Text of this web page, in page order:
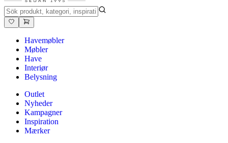
Havemøbler
Møbler
Have
Interiør
Belysning
Outlet
Nyheder
Kampagner
Inspiration
Mærker